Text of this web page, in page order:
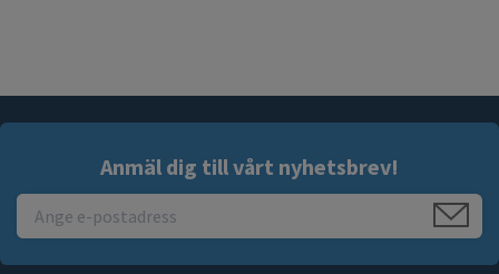
Anmäl dig till vårt nyhetsbrev!